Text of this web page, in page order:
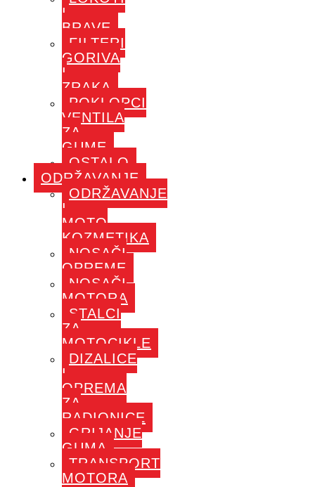
I
BRAVE
FILTERI
GORIVA
I
ZRAKA
POKLOPCI
VENTILA
ZA
GUME
OSTALO
ODRŽAVANJE
ODRŽAVANJE
I
MOTO
KOZMETIKA
NOSAČI
OPREME
NOSAČI
MOTORA
STALCI
ZA
MOTOCIKLE
DIZALICE
I
OPREMA
ZA
RADIONICE
GRIJANJE
GUMA
TRANSPORT
MOTORA